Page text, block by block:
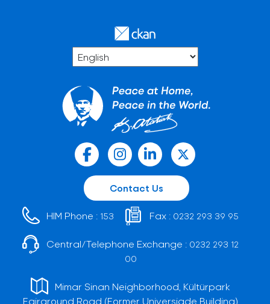
Contact Us
HIM Phone : 153 Fax : 0232 293 39 95
Central/Telephone Exchange : 0232 293 12
00
Mimar Sinan Neighborhood, Kültürpark
Fairground Road (Former Universiade Building)